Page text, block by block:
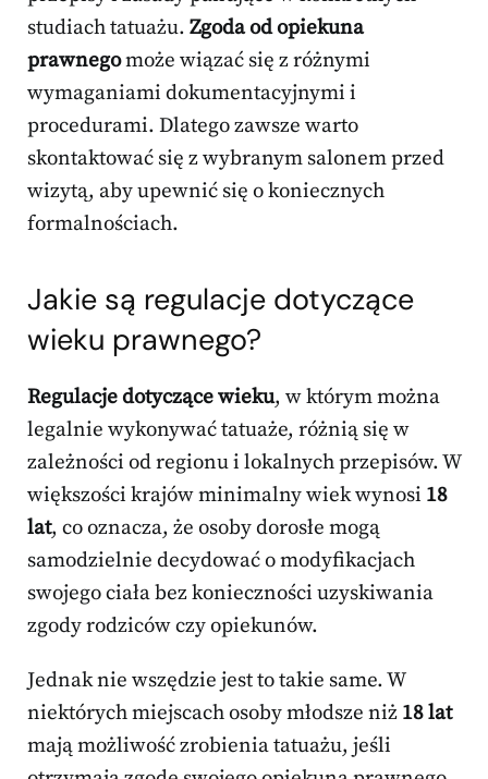
studiach tatuażu. Zgoda od opiekuna
prawnegomoże wiązać się z różnymi
wymaganiami dokumentacyjnymi i
procedurami. Dlatego zawsze warto
skontaktować się z wybranym salonem przed
wizytą, aby upewnić się o koniecznych
formalnościach.
Jakie są regulacje dotyczące
wieku prawnego?
Regulacje dotyczące wieku, w którym można
legalnie wykonywać tatuaże, różnią się w
zależności od regionu i lokalnych przepisów. W
większości krajów minimalny wiek wynosi 18
lat, co oznacza, że osoby dorosłe mogą
samodzielnie decydować o modyfikacjach
swojego ciała bez konieczności uzyskiwania
zgody rodziców czy opiekunów.
Jednak nie wszędzie jest to takie same. W
niektórych miejscach osoby młodsze niż 18 lat
mają możliwość zrobienia tatuażu, jeśli